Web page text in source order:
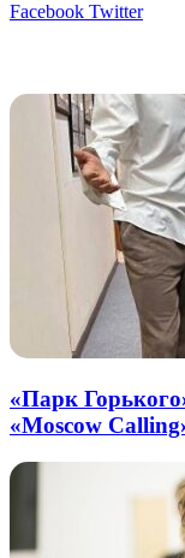
Facebook TwitterReddit
Skype
Viber
Line
«Парк
«Moscow